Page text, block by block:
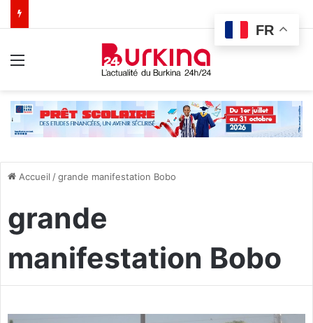
Accueil /grande manifestation Bobo
grande
manifestation Bobo
FR